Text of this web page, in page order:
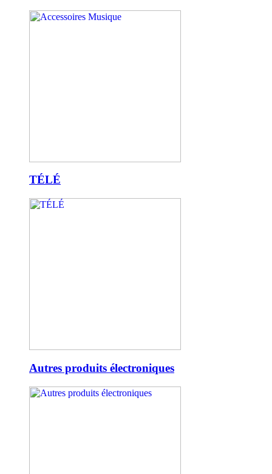
TÉLÉ
Autres produits électroniques